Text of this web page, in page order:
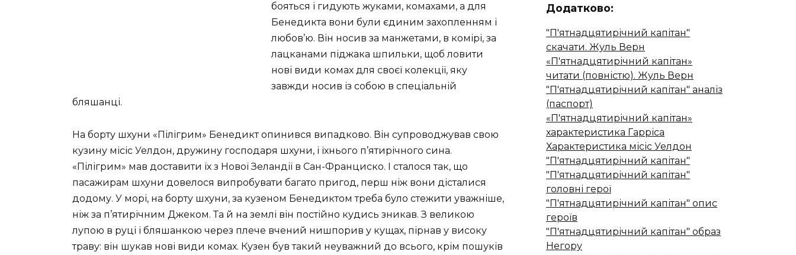
бояться і гидують жуками, комахами, а для
Бенедикта вони були єдиним захопленням і
любов’ю. Він носив за манжетами, в комірі, за
лацканами піджака шпильки, щоб ловити
нові види комах для своєї колекції, яку
завжди носив із собою в спеціальній
бляшанці.
На борту шхуни «Пілігрим» Бенедикт опинився випадково. Він супроводжував свою
кузину місіс Уелдон, дружину господаря шхуни, і їхнього п’ятирічного сина.
«Пілігрим» мав доставити їх з Нової Зеландії в Сан-Франциско. І сталося так, що
пасажирам шхуни довелося випробувати багато пригод, перш ніж вони дісталися
додому. У морі, на борту шхуни, за кузеном Бенедиктом треба було стежити уважніше,
ніж за п’ятирічним Джеком. Та й на землі він постійно кудись зникав. З великою
лупою в руці і бляшанкою через плече вчений нишпорив у кущах, пірнав у високу
траву: він шукав нові види комах. Кузен був такий неуважний до всього, крім пошуків
Додатково:
"П'ятнадцятирічний капітан"
скачати. Жуль Верн
«П'ятнадцятирічний капітан»
читати (повністю). Жуль Верн
"П'ятнадцятирічний капітан" аналіз
(паспорт)
«П'ятнадцятирічний капітан»
характеристика Гарріса
Характеристика місіс Уелдон
"П'ятнадцятирічний капітан"
"П'ятнадцятирічний капітан"
головні герої
"П'ятнадцятирічний капітан" опис
героїв
"П'ятнадцятирічний капітан" образ
Негору